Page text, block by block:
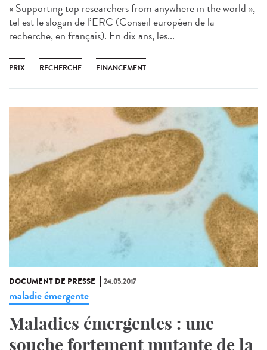
« Supporting top researchers from anywhere in the world »,
tel est le slogan de l’ERC (Conseil européen de la
recherche, en français). En dix ans, les...
PRIX RECHERCHE FINANCEMENT
DOCUMENT DE PRESSE 24.05.2017
maladie émergente
Maladies émergentes : une
souche fortement mutante de la